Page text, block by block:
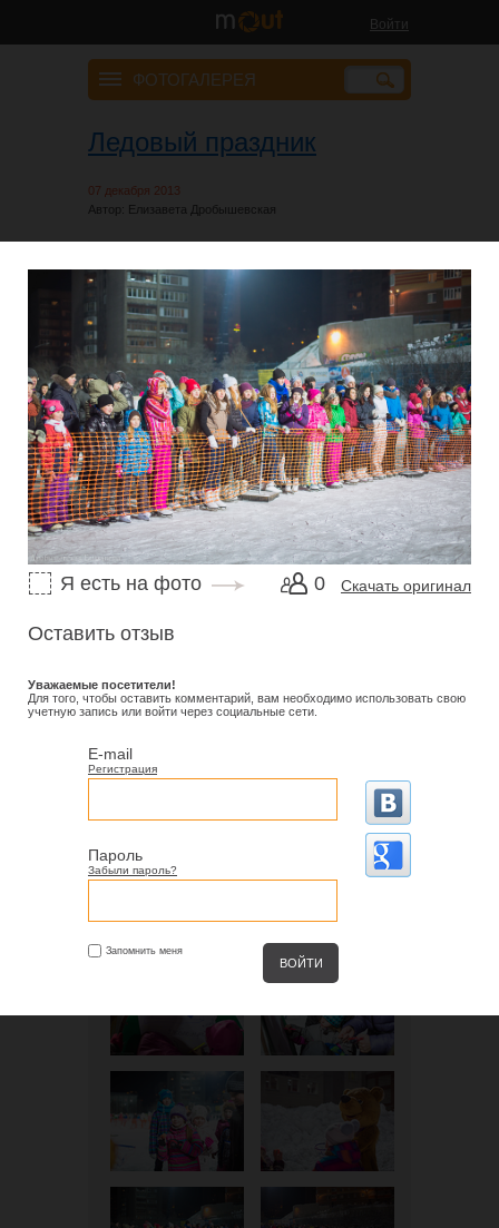
Войти
ФОТОГАЛЕРЕЯ
Ледовый праздник
07 декабря 2013
Автор: Елизавета Дробышевская
Скачать оригинал
0
Я есть на фото
Оставить отзыв
Уважаемые посетители!
Для того, чтобы оставить комментарий, вам необходимо использовать свою
учетную запись или войти через социальные сети.
E-mail
Регистрация
Пароль
Забыли пароль?
Запомнить меня